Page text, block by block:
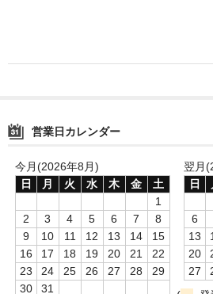
スタジオ用品
お問い合わせ
特商法にもとづく表記
カート
営業日カレンダー
今月(2026年8月)
日
月 火 水 木 金
土
1
2
3 4 5 6 7
8
9
10 11 12 13 14
15
16
17 18 19 20 21
22
23
24 25 26 27 28
29
30
31
翌月
日
6
13
20
27